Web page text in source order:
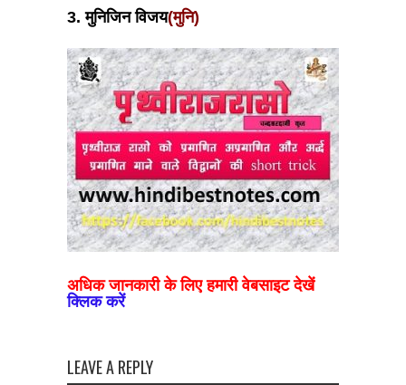
3. मुनिजिन विजय(मुनि)
अधिक जानकारी के लिए हमारी वेबसाइट देखें
क्लिक करें
LEAVE A REPLY